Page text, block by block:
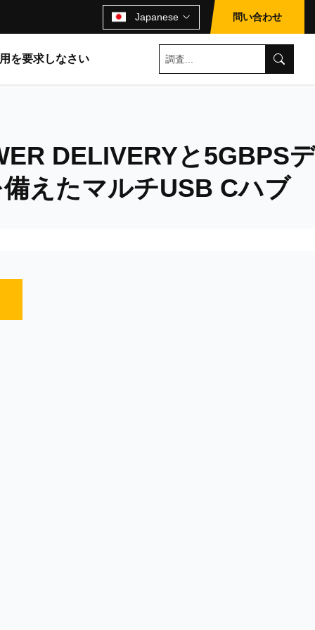
Japanese 問い合わせ
を要求しなさい
DELIVERYと5GBPSデ
えたマルチUSB Cハブ